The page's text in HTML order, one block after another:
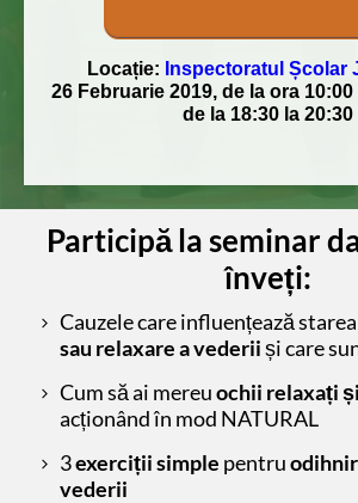
Locație: ​Inspectoratul Școlar
​2​6 Februarie 2019, de la ora
de la 18:30 la 20:30
Participă la seminar
înveți:
Cauzele care influențează
sau relaxare a vederiiși care
Cum să ai mereuochii relaxați
acționând în mod NATURAL
3exerciții simple pentru
vederii